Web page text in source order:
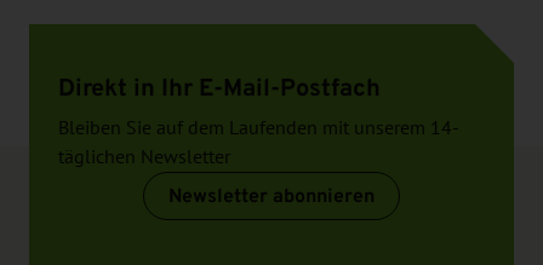
Direkt in Ihr E-Mail-Postfach
Bleiben Sie auf dem Laufenden mit unserem 14-
täglichen Newsletter
Newsletter abonnieren